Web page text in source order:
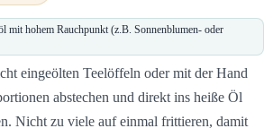
mit hohem Rauchpunkt (z.B. Sonnenblumen- oder
eingeölten Teelöffeln oder mit der Hand
abstechen und direkt ins heiße Öl
Nicht zu viele auf einmal frittieren, damit